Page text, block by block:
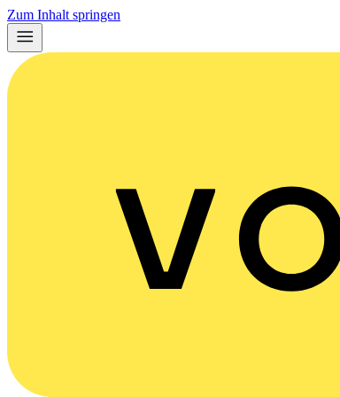
Zum Inhalt springen